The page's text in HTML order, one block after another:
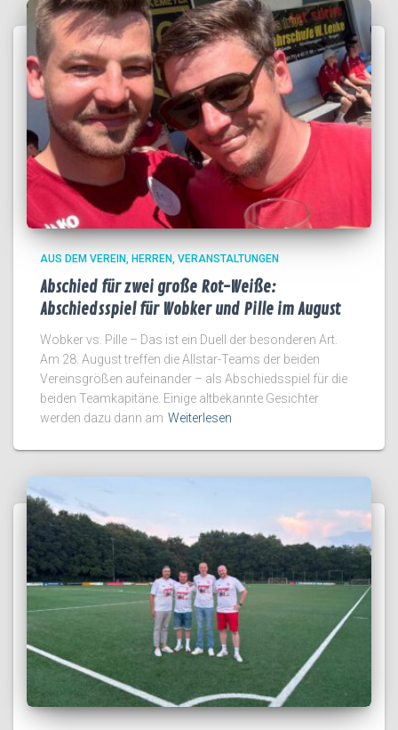
AUS DEM VEREIN HERREN VERANSTALTUNGEN
Abschied für zwei große Rot-Weiße:
Abschiedsspiel für Wobker und Pille im August
Wobker vs. Pille – Das ist ein Duell der besonderen Art.
Am 28. August treffen die Allstar-Teams der beiden
Vereinsgrößen aufeinander – als Abschiedsspiel für die
beiden Teamkapitäne. Einige altbekannte Gesichter
werden dazu dann am Weiterlesen